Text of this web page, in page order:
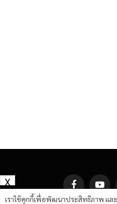
Facebook
เราใช้คุกกี้เพื่อพัฒนาประสิทธิภาพ แล
X